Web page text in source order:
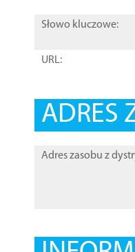
Słowo kluczowe:
URL:
ADRES
Adres zasobu z